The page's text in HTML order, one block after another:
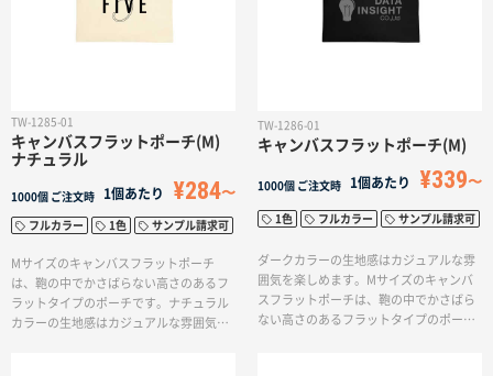
TW-1285-01
キャンバスフラットポーチ(M)
ナチュラル
1000個 ご注文時 1個あたり ¥284
フルカラー 1色 サンプル請求可
Mサイズのキャンバスフラットポーチ
は、鞄の中でかさばらない高さのあるフ
ラットタイプのポーチです。ナチュラル
カラーの生地感はカジュアルな雰囲気を
TW-1286-01
キャンバスフラットポーチ(M)
1000個 ご注文時 1個あたり ¥339
1色 フルカラー サンプル請求可
ダークカラーの生地感はカジュアルな雰
囲気を楽しめます。Mサイズのキャンバ
スフラットポーチは、鞄の中でかさばら
ない高さのあるフラットタイプのポーチ